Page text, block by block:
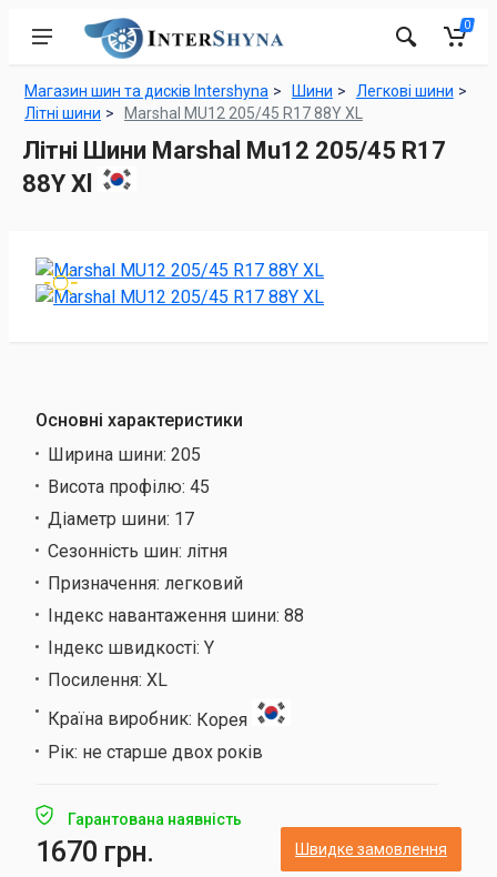
0
Магазин шин та дисків Intershyna Шини
Легкові шини
Літні шини
Marshal MU12 205/45 R17 88Y XL
Літні Шини Marshal Mu12 205/45 R17
88Y Xl
Основні характеристики
Ширина шини: 205
Висота профілю: 45
Діаметр шини: 17
Сезонність шин: літня
Призначення: легковий
Індекс навантаження шини: 88
Індекс швидкості: Y
Посилення: XL
Країна виробник: Корея
Рік: не старше двох років
Гарантована наявність
1670 грн. Швидке замовлення